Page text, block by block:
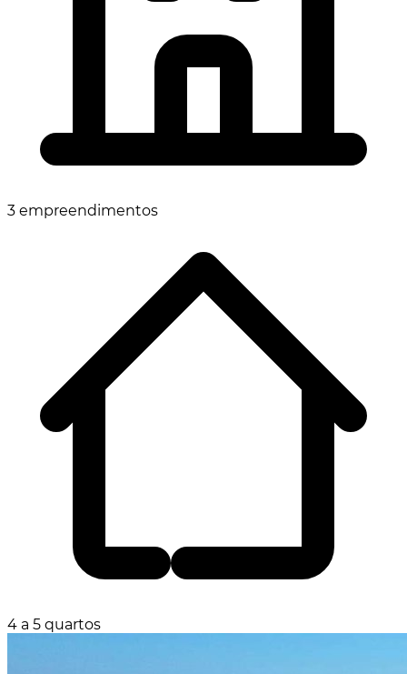
3 empreendimentos
4 a 5 quartos